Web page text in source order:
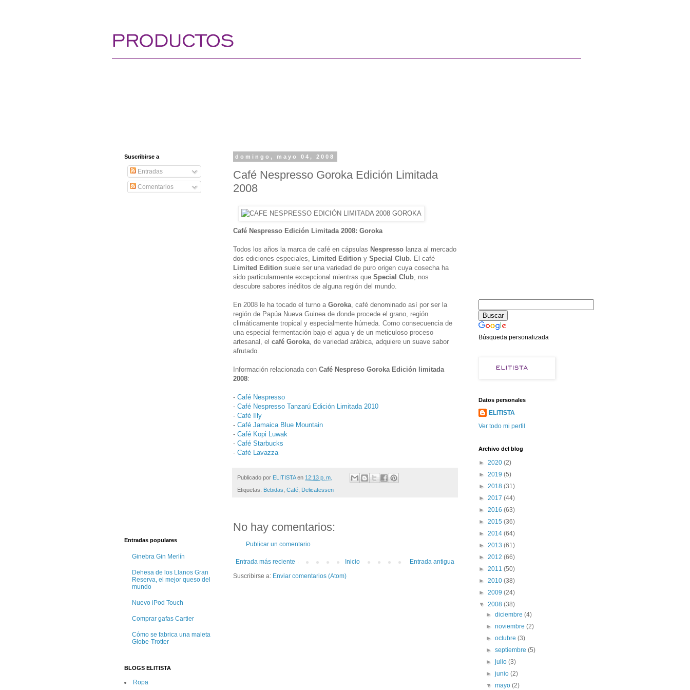
domingo, mayo 04, 2008
Café Nespresso Goroka Edición Limitada
2008
Café Nespresso Edición Limitada 2008: Goroka
Todos los años la marca de café en cápsulas Nespresso lanza al mercado
dos ediciones especiales, Limited Edition y Special Club . El café
Limited Edition suele ser una variedad de puro origen cuya cosecha ha
sido particularmente excepcional mientras que Special Club , nos
descubre sabores inéditos de alguna región del mundo.
En 2008 le ha tocado el turno a Goroka , café denominado así por ser la
región de Papúa Nueva Guinea de donde procede el grano, región
climáticamente tropical y especialmente húmeda. Como consecuencia de
una especial fermentación bajo el agua y de un meticuloso proceso
artesanal, el café Goroka , de variedad arábica, adquiere un suave sabor
afrutado.
Información relacionada con Café Nespreso Goroka Edición limitada
2008:
- Café Nespresso
- Café Nespresso Tanzarú Edición Limitada 2010
- Café Illy
- Café Jamaica Blue Mountain
- Café Kopi Luwak
- Café Starbucks
- Café Lavazza
Publicado por ELITISTA en 12:13 p. m.
Etiquetas: Bebidas Café Delicatessen
No hay comentarios:
Publicar un comentario
Entrada más reciente Entrada antigua
Inicio
Suscribirse a: Enviar comentarios (Atom)
Suscribirse a
Entradas
Comentarios
Entradas populares
Ginebra Gin Merlín
Dehesa de los Llanos Gran
Reserva, el mejor queso del
mundo
Nuevo iPod Touch
Comprar gafas Cartier
Cómo se fabrica una maleta
Globe-Trotter
BLOGS ELITISTA
Ropa
Búsqueda personalizada
Datos personales
ELITISTA
Ver todo mi perfil
Archivo del blog
► 2020 (2)
► 2019 (5)
► 2018 (31)
► 2017 (44)
► 2016 (63)
► 2015 (36)
► 2014 (64)
► 2013 (61)
► 2012 (66)
► 2011 (50)
► 2010 (38)
► 2009 (24)
▼ 2008 (38)
►diciembre(4)
►noviembre(2)
►octubre(3)
►septiembre(5)
►julio(3)
►junio(2)
▼mayo(2)